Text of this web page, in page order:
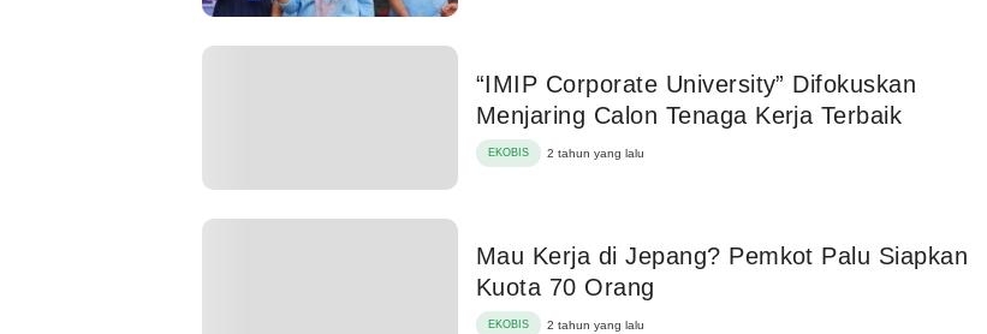
“IMIP Corporate University” Difokuskan
Menjaring Calon Tenaga Kerja Terbaik
EKOBIS 2 tahun yang lalu
Mau Kerja di Jepang? Pemkot Palu Siapkan
Kuota 70 Orang
EKOBIS 2 tahun yang lalu